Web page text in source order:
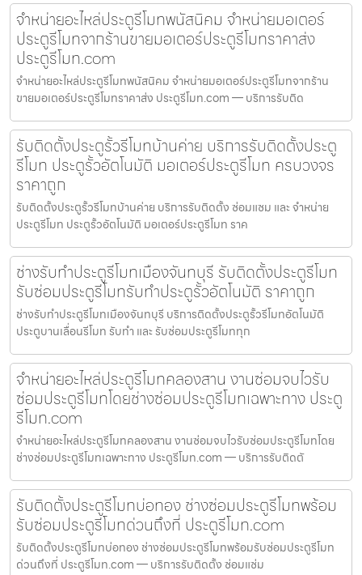
จำหน่ายอะไหล่ประตูรีโมทพนัสนิคม จำหน่ายมอเตอร์
ประตูรีโมทจากร้านขายมอเตอร์ประตูรีโมทราคาส่ง
ประตูรีโมท.com
จำหน่ายอะไหล่ประตูรีโมทพนัสนิคม จำหน่ายมอเตอร์ประตูรีโมทจากร้าน
ขายมอเตอร์ประตูรีโมทราคาส่ง ประตูรีโมท.com — บริการรับติด
รับติดตั้งประตูรั้วรีโมทบ้านค่าย บริการรับติดตั้งประตู
รีโมท ประตูรั้วอัตโนมัติ มอเตอร์ประตูรีโมท ครบวงจร
ราคาถูก
รับติดตั้งประตูรั้วรีโมทบ้านค่าย บริการรับติดตั้ง ซ่อมแซม และ จำหน่าย
ประตูรีโมท ประตูรั้วอัตโนมัติ มอเตอร์ประตูรีโมท ราค
ช่างรับทำประตูรีโมทเมืองจันทบุรี รับติดตั้งประตูรีโมท
รับซ่อมประตูรีโมทรับทำประตูรั้วอัตโนมัติ ราคาถูก
ช่างรับทำประตูรีโมทเมืองจันทบุรี บริการติดตั้งประตูรั้วรีโมทอัตโนมัติ
ประตูบานเลื่อนรีโมท รับทำ และ รับซ่อมประตูรีโมททุก
จำหน่ายอะไหล่ประตูรีโมทคลองสาน งานซ่อมจบไวรับ
ซ่อมประตูรีโมทโดยช่างซ่อมประตูรีโมทเฉพาะทาง ประตู
รีโมท.com
จำหน่ายอะไหล่ประตูรีโมทคลองสาน งานซ่อมจบไวรับซ่อมประตูรีโมทโดย
ช่างซ่อมประตูรีโมทเฉพาะทาง ประตูรีโมท.com — บริการรับติดตั
รับติดตั้งประตูรีโมทบ่อทอง ช่างซ่อมประตูรีโมทพร้อม
รับซ่อมประตูรีโมทด่วนถึงที่ ประตูรีโมท.com
รับติดตั้งประตูรีโมทบ่อทอง ช่างซ่อมประตูรีโมทพร้อมรับซ่อมประตูรีโมท
ด่วนถึงที่ ประตูรีโมท.com — บริการรับติดตั้ง ซ่อมแซ่ม